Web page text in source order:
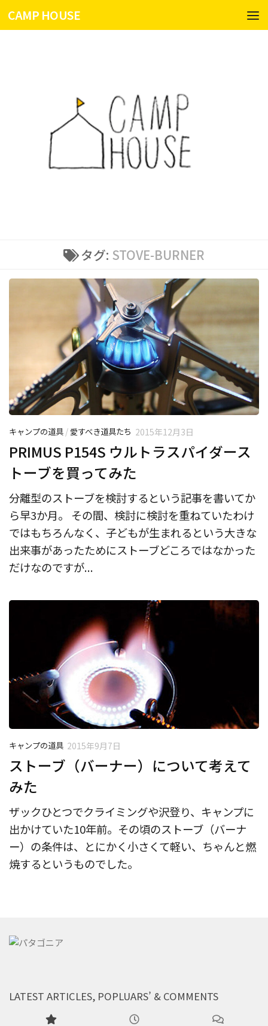
コンテンツへスキップ
CAMP HOUSE
タグ: STOVE-BURNER
キャンプの道具 / 愛すべき道具たち 2015年12月3日
PRIMUS P154S ウルトラスパイダース
トーブを買ってみた
分離型のストーブを検討するという記事を書いてか
ら早3か月。 その間、検討に検討を重ねていたわけ
ではもちろんなく、子どもが生まれるという大きな
出来事があったためにストーブどころではなかった
だけなのですが...
キャンプの道具 2015年9月7日
ストーブ（バーナー）について考えて
みた
ザックひとつでクライミングや沢登り、キャンプに
出かけていた10年前。その頃のストーブ（バーナ
ー）の条件は、とにかく小さくて軽い、ちゃんと燃
焼するというものでした。
LATEST ARTICLES, POPLUARS’ & COMMENTS